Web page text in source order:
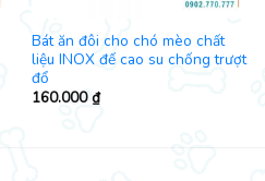
Bát ăn đôi cho chó mèo chất
liệu INOX đế cao su chống trượt
đổ
160.000₫